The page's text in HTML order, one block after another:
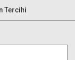
Tercihi